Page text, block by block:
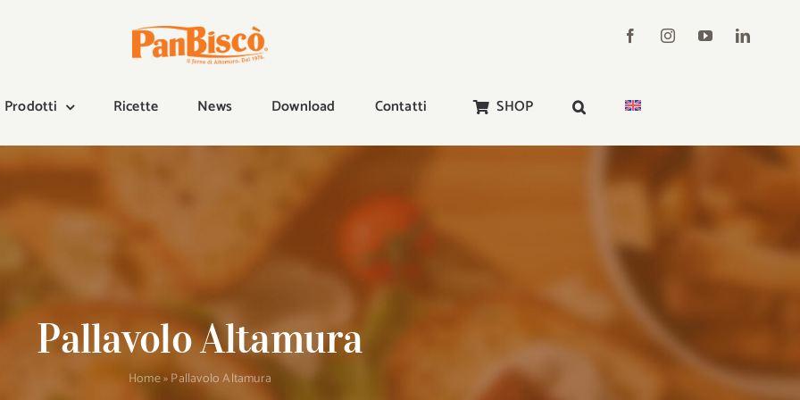
Prodotti Ricette News Download Contatti SHOP
Pallavolo Altamura
Home»Pallavolo Altamura